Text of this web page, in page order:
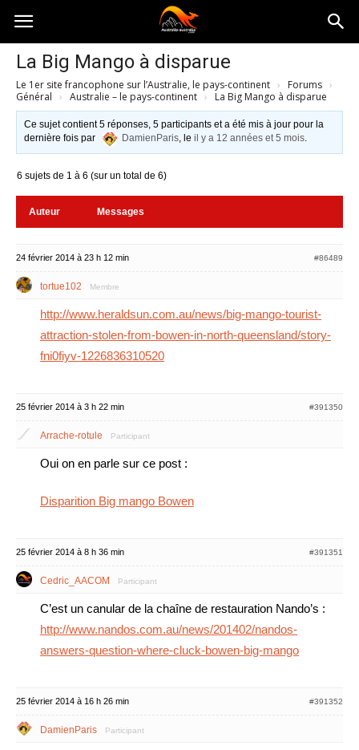
Australia-
australie.com
La Big Mango à disparue
Le 1er site francophone sur l’Australie, le pays-continent › Forums ›
Général › Australie – le pays-continent › La Big Mango à disparue
Ce sujet contient 5 réponses, 5 participants et a été mis à jour pour la
dernière fois par
DamienParis, leil y a 12 années et 5 mois.
6 sujets de 1 à 6 (sur un total de 6)
Auteur Messages
24 février 2014 à 23 h 12 min #86489
tortue102 Membre
http://www.heraldsun.com.au/news/big-mango-tourist-
attraction-stolen-from-bowen-in-north-queensland/story-
fni0fiyv-1226836310520
25 février 2014 à 3 h 22 min #391350
Arrache-rotule Participant
Oui on en parle sur ce post :
Disparition Big mango Bowen
25 février 2014 à 8 h 36 min #391351
Cedric_AACOM Participant
C’est un canular de la chaîne de restauration Nando’s :
http://www.nandos.com.au/news/201402/nandos-
answers-question-where-cluck-bowen-big-mango
25 février 2014 à 16 h 26 min #391352
DamienParis Participant